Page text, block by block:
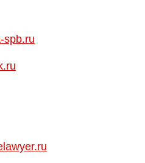
spb.ru